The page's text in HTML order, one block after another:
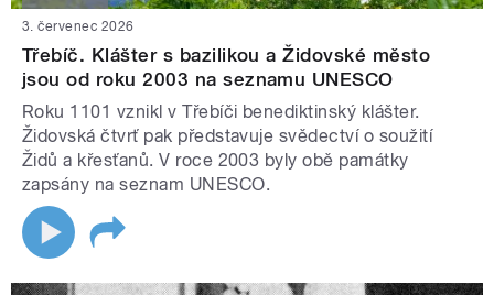
3. červenec 2026
Třebíč. Klášter s bazilikou a Židovské město
jsou od roku 2003 na seznamu UNESCO
Roku 1101 vznikl v Třebíči benediktinský klášter.
Židovská čtvrť pak představuje svědectví o soužití
Židů a křesťanů. V roce 2003 byly obě památky
zapsány na seznam UNESCO.